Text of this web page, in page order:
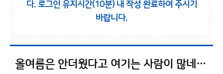
다. 로그인 유지시간(10분) 내 작성 완료하여 주시기
바랍니다.
올여름은 안더웠다고 여기는 사람이 많네요.